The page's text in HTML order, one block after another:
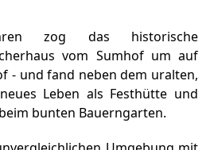
zog das historische
vom Sumhof um auf
- und fand neben dem uralten,
Leben als Festhütte und
bunten Bauerngarten.